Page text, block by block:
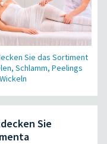
Sie das Sortiment
Schlamm, Peelings
Sie